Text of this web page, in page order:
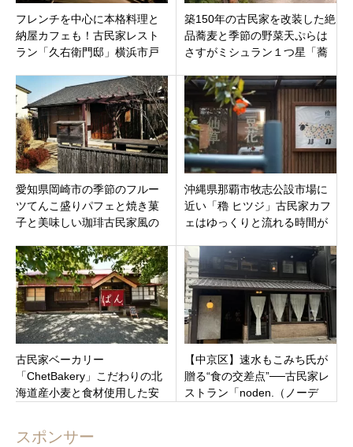
フレンチを中心に本格料理と
納屋カフェも！古民家レスト
ラン「久右衛門邸」横浜市戸
築150年の古民家を改装した絶
品蕎麦と季節の野菜天ぷらは
さすがミシュラン１つ星「蕎
市榛原
愛知県岡崎市の季節のフルー
ツてんこ盛りパフェと焼き菓
子と美味しい珈琲古民家風の
BLANCO」
沖縄県那覇市牧志公設市場に
近い「穭 ヒツジ」古民家カフ
ェはゆっくりと流れる時間が
古民家ベーカリー
「ChetBakery」こだわりの北
海道産小麦と食材使用した安
【中京区】速水もこみち氏が
贈る“食の交差点”──古民家レ
ストラン「noden.（ノーデ
スポンサー